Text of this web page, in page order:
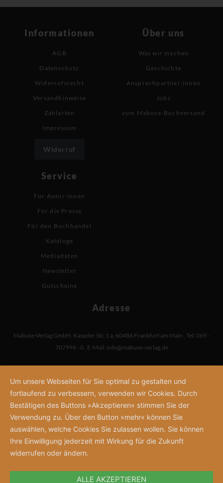
Informationen
AGB
Datenschutz
Widerrufsrecht
Versandhinweise
Zahlarten
Impressum
Widerruf
Über uns
Was wir machen
Geschichte
Ansprechpartner:innen
Jobs
zum Mabuse-Buchversand
Service
Für Autor:innen
Für die Presse
Für den Buchhandel
Kataloge
Mediadaten
Newsletter
Gutscheine
Adresse
Mabuse-Verlag GmbH, Kasseler Str. 1 a, 60486 Frankfurt am Main , Tel: 069 -
707996 - 0 , E-Mail: info@mabuse-verlag.de
Um unsere Webseiten für Sie optimal zu gestalten und
fortlaufend zu verbessern, verwenden wir Cookies. Durch
Bestätigen des Buttons »Akzeptieren« stimmen Sie der
Verwendung zu. Über den Button »mehr« können Sie
auswählen, welche Cookies Sie zulassen wollen. Sie können
Ihre Einwilligung jederzeit mit Wirkung für die Zukunft
widerrufen oder ändern.
ALLE AKZEPTIEREN